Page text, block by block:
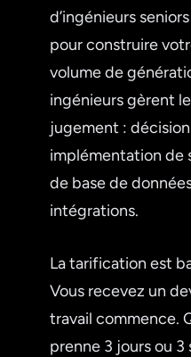
d’ingénieurs
pour construire
volume de
ingénieurs gèrent
jugement :
implémentation de
de base de
intégrations.
La tarification est
Vous recevez un
travail commence.
prenne 3 jours ou 3